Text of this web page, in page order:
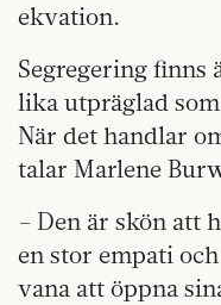
ekvation.
Segregering finns
lika utpräglad
När det handlar
talar Marlene
– Den är skön att
en stor empati
vana att öppna